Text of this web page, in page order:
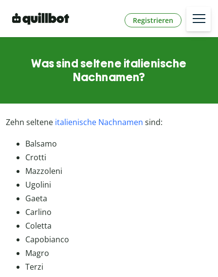
Registrieren
Was sind seltene italienische
Nachnamen?
Zehn seltene italienische Nachnamen sind:
Balsamo
Crotti
Mazzoleni
Ugolini
Gaeta
Carlino
Coletta
Capobianco
Magro
Terzi